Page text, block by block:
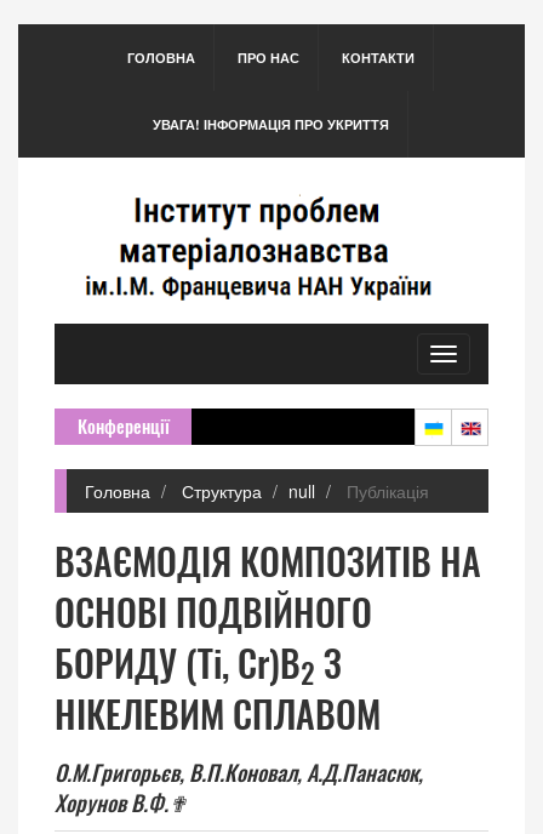
ГОЛОВНА ПРО НАС КОНТАКТИ
УВАГА! ІНФОРМАЦІЯ ПРО УКРИТТЯ
Toggle
navigation
Конференції
Головна Структура null Публікація
ВЗАЄМОДIЯ КОМПОЗИТIВ НА
ОСНОВI ПОДВIЙНОГО
БОРИДУ (Ti, Cr)B2 З
НIКЕЛЕВИМ СПЛАВОМ
О.М.Григорьєв, В.П.Коновал, А.Д.Панасюк,
Хорунов В.Ф.✟